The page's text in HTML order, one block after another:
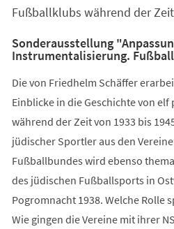
Fußballklubs während der
Sonderausstellung
Instrumentalisierung.
Die von Friedhelm Schäffer
Einblicke in die Geschichte von
während der Zeit von 1933 bis
jüdischer Sportler aus den
Fußballbundes wird ebenso
des jüdischen Fußballsports in
Pogromnacht 1938. Welche Rolle
Wie gingen die Vereine mit ihrer